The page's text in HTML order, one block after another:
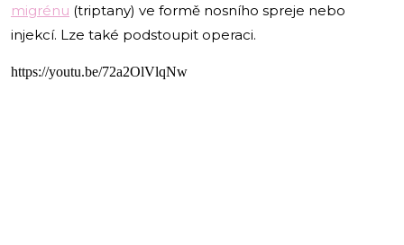
migrénu (triptany) ve formě nosního spreje nebo
injekcí. Lze také podstoupit operaci.
https://youtu.be/72a2OlVlqNw